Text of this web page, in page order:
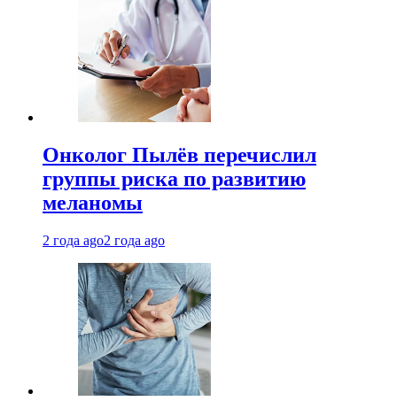
Онколог Пылёв перечислил
группы риска по развитию
меланомы
2 года ago2 года ago